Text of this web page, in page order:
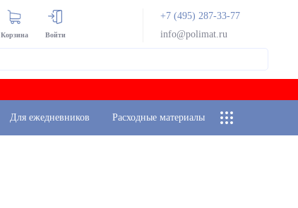
Корзина Войти
+7 (495) 287-33-77
info@polimat.ru
Для ежедневников Расходные материалы